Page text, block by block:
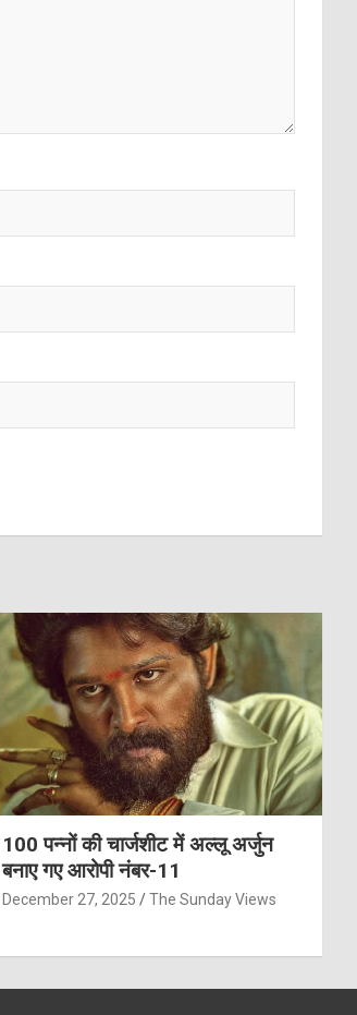
100 पन्नों की चार्जशीट में अल्लू अर्जुन
बनाए गए आरोपी नंबर-11
December 27, 2025 The Sunday Views